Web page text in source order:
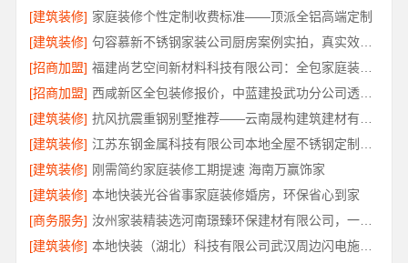
[建筑装修] 家庭装修个性定制收费标准——顶派全铝高端定制
[建筑装修]
句容慕新不锈钢家装公司厨房案例实拍，真实效果见证
[招商加盟]
福建尚艺空间新材料科技有限公司：全包家庭装修口碑优选报价明细
[招商加盟]
西咸新区全包装修报价，中蓝建投武功分公司透明合理
[建筑装修]
[建筑装修]
[建筑装修] 刚需简约家庭装修工期提速 海南万赢饰家
[建筑装修] 本地快装光谷省事家庭装修婚房，环保省心到家
[商务服务]
汝州家装精装选河南璟臻环保建材有限公司，一站式省心装修服务
[建筑装修]
本地快装（湖北）科技有限公司武汉周边闪电施工一楼带院